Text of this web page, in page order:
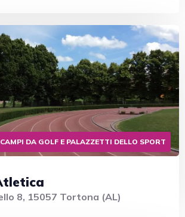
DA GOLF E PALAZZETTI DELLO SPORT
8, 15057 Tortona (AL)